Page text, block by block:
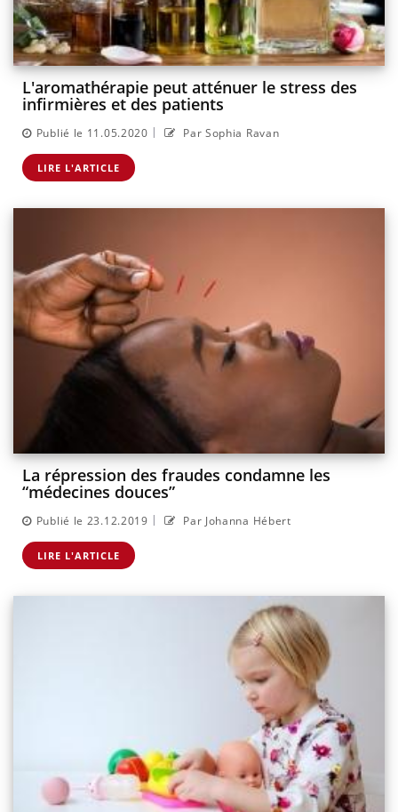
L'aromathérapie peut atténuer le stress des
infirmières et des patients
Publié le 11.05.2020 | Par Sophia Ravan
LIRE L'ARTICLE
La répression des fraudes condamne les
“médecines douces”
Publié le 23.12.2019 | Par Johanna Hébert
LIRE L'ARTICLE